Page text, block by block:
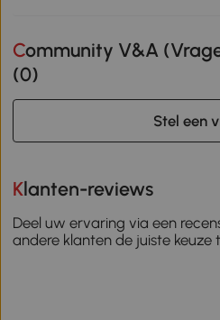
Community V&A (Vragen en Antwoorden)
(0)
Stel een
Klanten-reviews
Deel uw ervaring via een
andere klanten de juiste keuze